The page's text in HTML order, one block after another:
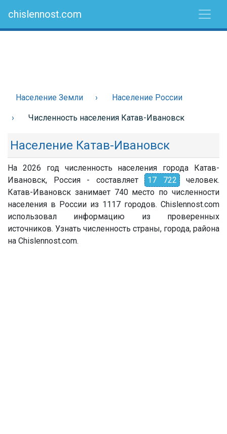
chislennost.com
Население Земли Население России
Численность населения Катав-Ивановск
Население Катав-Ивановск
На 2026 год численность населения города Катав-
Ивановск, Россия - составляет
17 722 человек.
Катав-Ивановск занимает 740 место по численности
населения в России из 1117 городов. Chislennost.com
использовал информацию из проверенных
источников. Узнать численность страны, города, района
на Chislennost.com.